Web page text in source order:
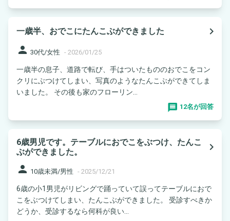
一歳半、おでこにたんこぶができました
navigate_next
person 30代/女性 - 2026/01/25
一歳半の息子、道路で転び、手はついたもののおでこをコン
クリにぶつけてしまい、写真のようなたんこぶができてしま
いました。 その後も家のフローリン...
12名が回答
6歳男児です。テーブルにおでこをぶつけ、たんこ
ぶができました。
navigate_next
person 10歳未満/男性 - 2025/12/21
6歳の小1男児がリビングで踊っていて誤ってテーブルにおで
こをぶつけてしまい、たんこぶができました。 受診すべきか
どうか、受診するなら何科が良い...